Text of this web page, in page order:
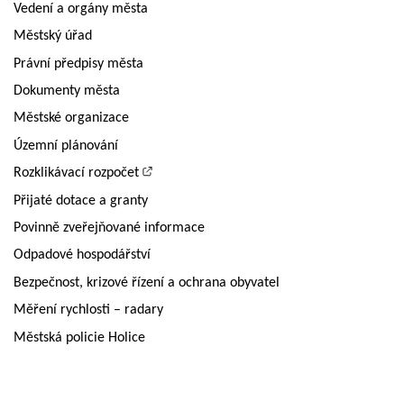
Vedení a orgány města
Městský úřad
Právní předpisy města
Dokumenty města
Městské organizace
Územní plánování
Rozklikávací rozpočet
Přijaté dotace a granty
Povinně zveřejňované informace
Odpadové hospodářství
Bezpečnost, krizové řízení a ochrana obyvatel
Měření rychlosti – radary
Městská policie Holice